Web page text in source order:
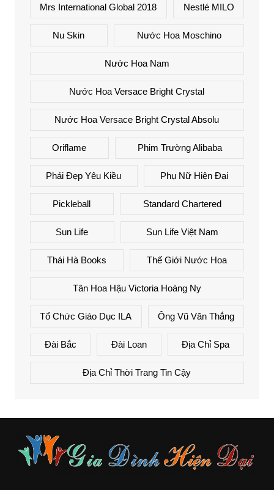
Mrs International Global 2018 Nestlé MILO
Nu Skin Nước Hoa Moschino
Nước Hoa Nam
Nước Hoa Versace Bright Crystal
Nước Hoa Versace Bright Crystal Absolu
Oriflame Phim Trường Alibaba
Phái Đẹp Yêu Kiều Phụ Nữ Hiện Đại
Pickleball Standard Chartered
Sun Life Sun Life Việt Nam
Thái Hà Books Thế Giới Nước Hoa
Tân Hoa Hậu Victoria Hoàng Ny
Tổ Chức Giáo Dục ILA Ông Vũ Văn Thắng
Đài Bắc Đài Loan Địa Chỉ Spa
Địa Chỉ Thời Trang Tin Cậy